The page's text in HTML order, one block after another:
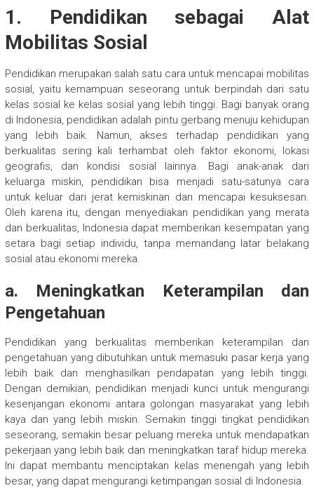
1. Pendidikan sebagai Alat
Mobilitas Sosial
Pendidikan merupakan salah satu cara untuk mencapai mobilitas
sosial, yaitu kemampuan seseorang untuk berpindah dari satu
kelas sosial ke kelas sosial yang lebih tinggi. Bagi banyak orang
di Indonesia, pendidikan adalah pintu gerbang menuju kehidupan
yang lebih baik. Namun, akses terhadap pendidikan yang
berkualitas sering kali terhambat oleh faktor ekonomi, lokasi
geografis, dan kondisi sosial lainnya. Bagi anak-anak dari
keluarga miskin, pendidikan bisa menjadi satu-satunya cara
untuk keluar dari jerat kemiskinan dan mencapai kesuksesan.
Oleh karena itu, dengan menyediakan pendidikan yang merata
dan berkualitas, Indonesia dapat memberikan kesempatan yang
setara bagi setiap individu, tanpa memandang latar belakang
sosial atau ekonomi mereka.
a. Meningkatkan Keterampilan dan
Pengetahuan
Pendidikan yang berkualitas memberikan keterampilan dan
pengetahuan yang dibutuhkan untuk memasuki pasar kerja yang
lebih baik dan menghasilkan pendapatan yang lebih tinggi.
Dengan demikian, pendidikan menjadi kunci untuk mengurangi
kesenjangan ekonomi antara golongan masyarakat yang lebih
kaya dan yang lebih miskin. Semakin tinggi tingkat pendidikan
seseorang, semakin besar peluang mereka untuk mendapatkan
pekerjaan yang lebih baik dan meningkatkan taraf hidup mereka.
Ini dapat membantu menciptakan kelas menengah yang lebih
besar, yang dapat mengurangi ketimpangan sosial di Indonesia.